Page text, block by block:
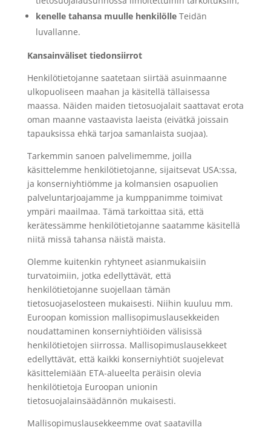
kenelle tahansa muulle henkilölleTeidän
luvallanne.
Kansainväliset tiedonsiirrot
Henkilötietojanne saatetaan siirtää asuinmaanne
ulkopuoliseen maahan ja käsitellä tällaisessa
maassa. Näiden maiden tietosuojalait saattavat erota
oman maanne vastaavista laeista (eivätkä joissain
tapauksissa ehkä tarjoa samanlaista suojaa).
Tarkemmin sanoen palvelimemme, joilla
käsittelemme henkilötietojanne, sijaitsevat USA:ssa,
ja konserniyhtiömme ja kolmansien osapuolien
palveluntarjoajamme ja kumppanimme toimivat
ympäri maailmaa. Tämä tarkoittaa sitä, että
kerätessämme henkilötietojanne saatamme käsitellä
niitä missä tahansa näistä maista.
Olemme kuitenkin ryhtyneet asianmukaisiin
turvatoimiin, jotka edellyttävät, että
henkilötietojanne suojellaan tämän
tietosuojaselosteen mukaisesti. Niihin kuuluu mm.
Euroopan komission mallisopimuslausekkeiden
noudattaminen konserniyhtiöiden välisissä
henkilötietojen siirrossa. Mallisopimuslausekkeet
edellyttävät, että kaikki konserniyhtiöt suojelevat
käsittelemiään ETA-alueelta peräisin olevia
henkilötietoja Euroopan unionin
tietosuojalainsäädännön mukaisesti.
Mallisopimuslausekkeemme ovat saatavilla